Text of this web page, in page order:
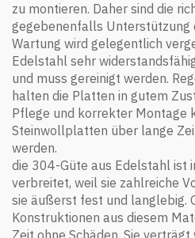
zu montieren. Daher sind die
gegebenenfalls Unterstützung
Wartung wird gelegentlich
Edelstahl sehr
und muss gereinigt werden.
halten die Platten in gutem
Pflege und korrekter Montage
Steinwollplatten über lange
werden.
die 304-Güte aus Edelstahl ist
verbreitet, weil sie zahlreiche
sie äußerst fest und langlebig.
Konstruktionen aus diesem
Zeit ohne Schäden. Sie verträgt